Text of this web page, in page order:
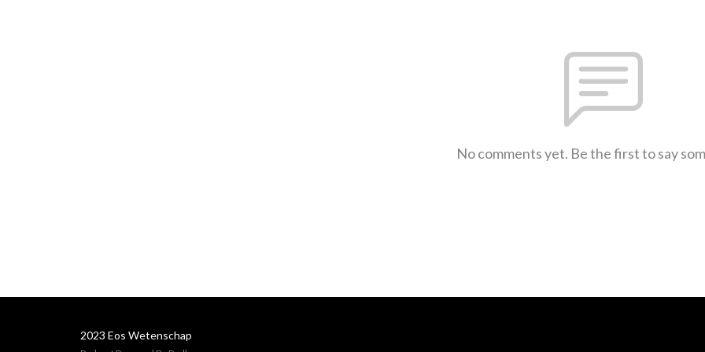
No comments yet. Be the first to say
2023 Eos Wetenschap